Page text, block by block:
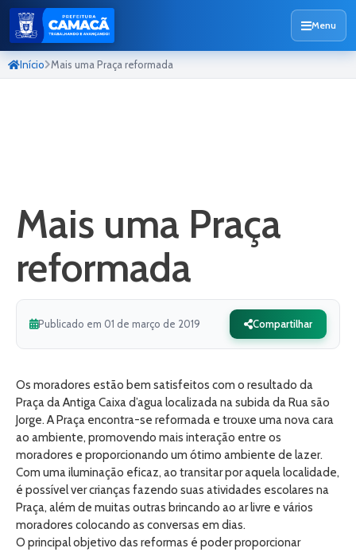
Menu
Início Mais uma Praça reformada
Mais uma Praça
reformada
Publicado em 01 de março de 2019 Compartilhar
Os moradores estão bem satisfeitos com o resultado da
Praça da Antiga Caixa d’agua localizada na subida da Rua são
Jorge. A Praça encontra-se reformada e trouxe uma nova cara
ao ambiente, promovendo mais interação entre os
moradores e proporcionando um ótimo ambiente de lazer.
Com uma iluminação eficaz, ao transitar por aquela localidade,
é possível ver crianças fazendo suas atividades escolares na
Praça, além de muitas outras brincando ao ar livre e vários
moradores colocando as conversas em dias.
O principal objetivo das reformas é poder proporcionar